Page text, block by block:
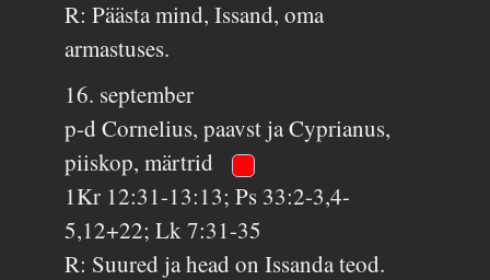
R: Päästa mind, Issand, oma
armastuses.
16. september
p-d Cornelius, paavst ja Cyprianus,
piiskop, märtrid
1Kr 12:31-13:13; Ps 33:2-3,4-
5,12+22; Lk 7:31-35
R: Suured ja head on Issanda teod.